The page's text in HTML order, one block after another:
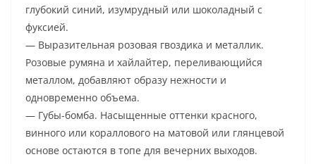
глубокий синий, изумрудный или шоколадный с
фуксией.
— Выразительная розовая гвоздика и металлик.
Розовые румяна и хайлайтер, переливающийся
металлом, добавляют образу нежности и
одновременно объема.
— Губы-бомба. Насыщенные оттенки красного,
винного или кораллового на матовой или глянцевой
основе остаются в топе для вечерних выходов.